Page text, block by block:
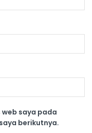
saya pada
berikutnya.